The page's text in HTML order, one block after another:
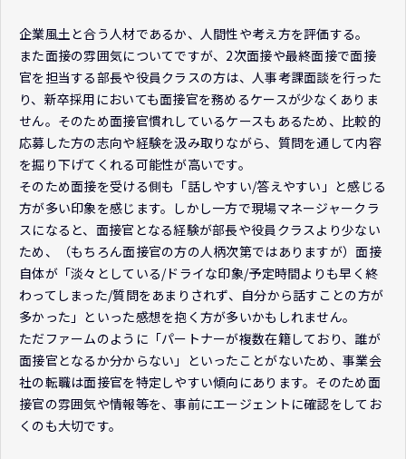
企業風土と合う人材であるか、人間性や考え方を評価する。
また面接の雰囲気についてですが、2次面接や最終面接で面接
官を担当する部長や役員クラスの方は、人事考課面談を行った
り、新卒採用においても面接官を務めるケースが少なくありま
せん。そのため面接官慣れしているケースもあるため、比較的
応募した方の志向や経験を汲み取りながら、質問を通して内容
を掘り下げてくれる可能性が高いです。
そのため面接を受ける側も「話しやすい/答えやすい」と感じる
方が多い印象を感じます。しかし一方で現場マネージャークラ
スになると、面接官となる経験が部長や役員クラスより少ない
ため、（もちろん面接官の方の人柄次第ではありますが）面接
自体が「淡々としている/ドライな印象/予定時間よりも早く終
わってしまった/質問をあまりされず、自分から話すことの方が
多かった」といった感想を抱く方が多いかもしれません。
ただファームのように「パートナーが複数在籍しており、誰が
面接官となるか分からない」といったことがないため、事業会
社の転職は面接官を特定しやすい傾向にあります。そのため面
接官の雰囲気や情報等を、事前にエージェントに確認をしてお
くのも大切です。